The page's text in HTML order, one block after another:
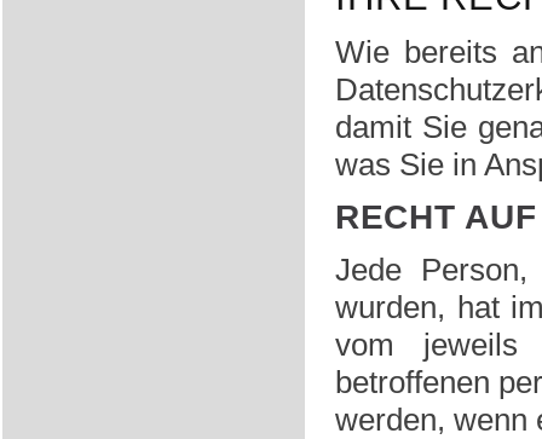
Wie bereits
damit Sie
was Sie in
RECHT
Jede
wurden, hat
vom jeweils
betroffenen
werden, wenn